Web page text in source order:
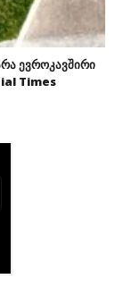
ევროკავშირი
Times